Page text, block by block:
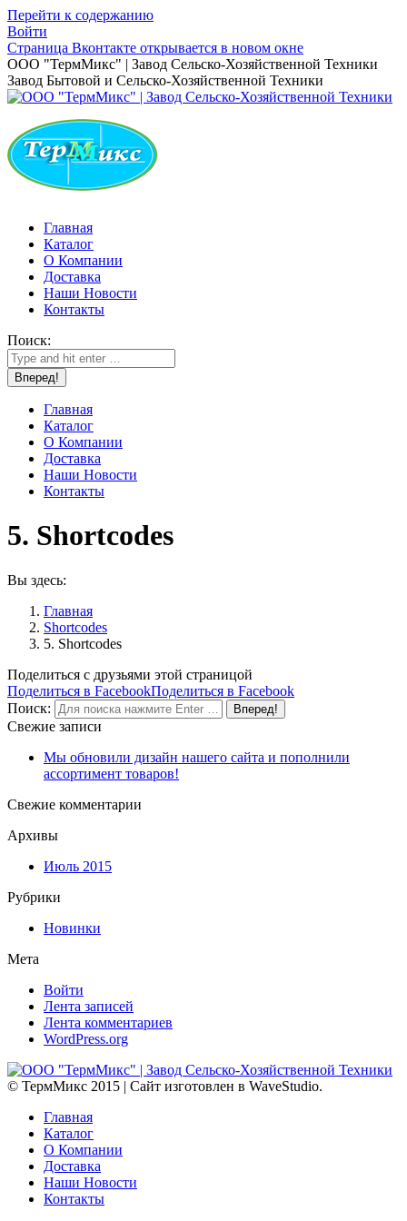
Перейти к содержанию
Войти
Страница Вконтакте открывается в новом окне
ООО "ТермМикс" | Завод Сельско-Хозяйственной Техники
Завод Бытовой и Сельско-Хозяйственной Техники
Главная
Каталог
О Компании
Доставка
Наши Новости
Контакты
Поиск:
Главная
Каталог
О Компании
Доставка
Наши Новости
Контакты
5. Shortcodes
Вы здесь:
Главная
Shortcodes
5. Shortcodes
Поделиться с друзьями этой страницой
Поделиться в FacebookПоделиться в Facebook
Поиск:
Свежие записи
Мы обновили дизайн нашего сайта и пополнили
ассортимент товаров!
Свежие комментарии
Архивы
Июль 2015
Рубрики
Новинки
Мета
Войти
Лента записей
Лента комментариев
WordPress.org
© ТермМикс 2015 | Сайт изготовлен в WaveStudio.
Главная
Каталог
О Компании
Доставка
Наши Новости
Контакты